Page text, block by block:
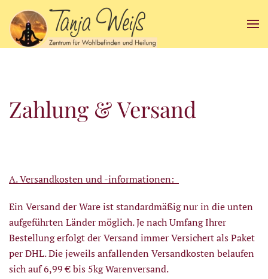
Zum Hauptinhalt springen
Zahlung & Versand
A. Versandkosten und -informationen:
Ein Versand der Ware ist standardmäßig nur in die unten
aufgeführten Länder möglich. Je nach Umfang Ihrer
Bestellung erfolgt der Versand immer Versichert als Paket
per DHL. Die jeweils anfallenden Versandkosten belaufen
sich auf 6,99 € bis 5kg Warenversand.